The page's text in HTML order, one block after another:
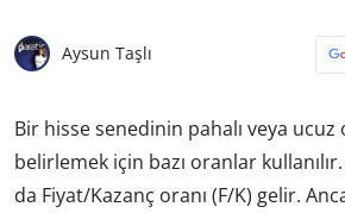
Aysun Taşlı
Bir hisse senedinin pahalı veya
belirlemek için bazı oranlar
da Fiyat/Kazanç oranı (F/K) gelir.